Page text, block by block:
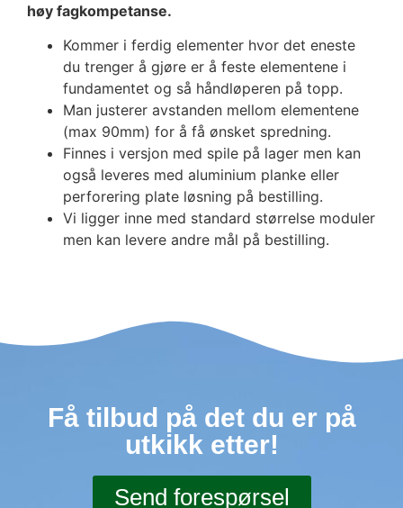
høy fagkompetanse.
Kommer i ferdig elementer hvor det eneste
du trenger å gjøre er å feste elementene i
fundamentet og så håndløperen på topp.
Man justerer avstanden mellom elementene
(max 90mm) for å få ønsket spredning.
Finnes i versjon med spile på lager men kan
også leveres med aluminium planke eller
perforering plate løsning på bestilling.
Vi ligger inne med standard størrelse moduler
men kan levere andre mål på bestilling.
Få tilbud på det du er på
utkikk etter!
Send forespørsel